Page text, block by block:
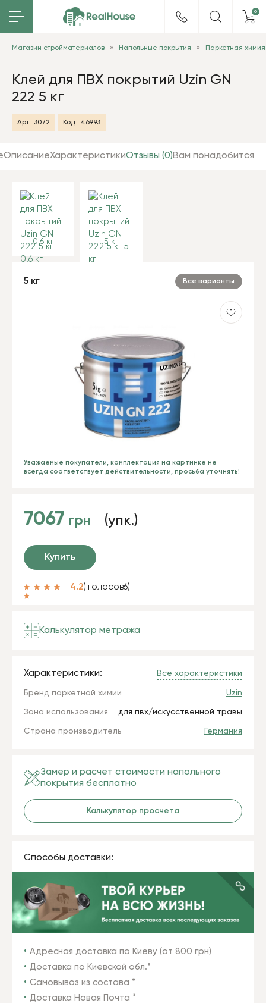
0
Магазин стройматериалов Напольные покрытия Паркетная химия
Клей для ПВХ покрытий Uzin GN
222 5 кг
Арт.: 3072 Код.: 46993
ОписаниеХарактеристикиОтзывы (0)Вам понадобится
Уважаемые покупатели, комплектация на картинке не
всегда соответствует действительности, просьба уточнять!
0.6 кг 5 кг
5 кг Все варианты
7067 грн (упк.)
Купить
4.2( голосов6)
Калькулятор метража
Характеристики: Все характеристики
Бренд паркетной химии Uzin
Зона использования для пвх/искусственной травы
Страна производитель Германия
Замер и расчет стоимости напольного
покрытия бесплатно
Калькулятор просчета
Способы доставки:
Адресная доставка по Киеву (от 800 грн)
Доставка по Киевской обл.*
Самовывоз из состава *
Доставка Новая Почта *